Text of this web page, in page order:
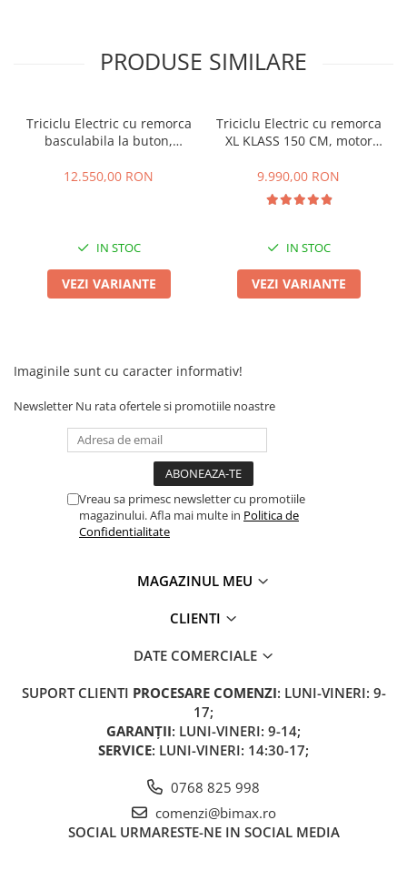
Pedale si accesorii
Conectori - Sigurante
Tranzistori Mosfet - Senzori
Invertor tensiune
Piese Trotineta Electrica - grupate
Piese Trotinete Electrice
Incarcatoare
Acumulatori
Anvelope si camere
Piese grupate pe Producator
Huse / Parbrize
Cosuri, Cutii, Scaune
Suport Telefoane
PRODUSE SIMILARE
Triciclu Electric cu remorca
basculabila la buton,
XL-KLASS 4 HIDRAULIC, CIV
12.550,00 RON
IN STOC
VEZI VARIANTE
Triciclu Electric cu remorca
XL KLASS 150 CM, motor
XL-KLASS4, Omologata, CIV
inclus
9.990,00 RON
IN STOC
VEZI VARIANTE
Imaginile sunt cu caracter informativ!
Newsletter Nu rata ofertele si promotiile noastre
Vreau sa primesc newsletter cu promotiile
magazinului. Afla mai multe in Politica de
Confidentialitate
MAGAZINUL MEU
CLIENTI
DATE COMERCIALE
SUPORT CLIENTI PROCESARE COMENZI: LUNI-VINERI: 9-
17;
GARANȚII: LUNI-VINERI: 9-14;
SERVICE: LUNI-VINERI: 14:30-17;
0768 825 998
comenzi@bimax.ro
SOCIAL URMARESTE-NE IN SOCIAL MEDIA